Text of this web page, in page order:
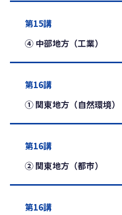
第15講
④ 中部地方（工業）
第16講
① 関東地方（自然環境）
第16講
② 関東地方（都市）
第16講